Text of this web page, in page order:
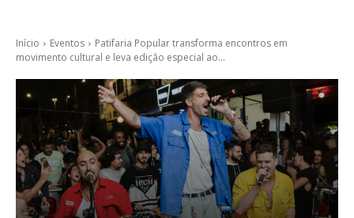
Início Eventos
Patifaria Popular transforma encontros em
movimento cultural e leva edição especial ao...